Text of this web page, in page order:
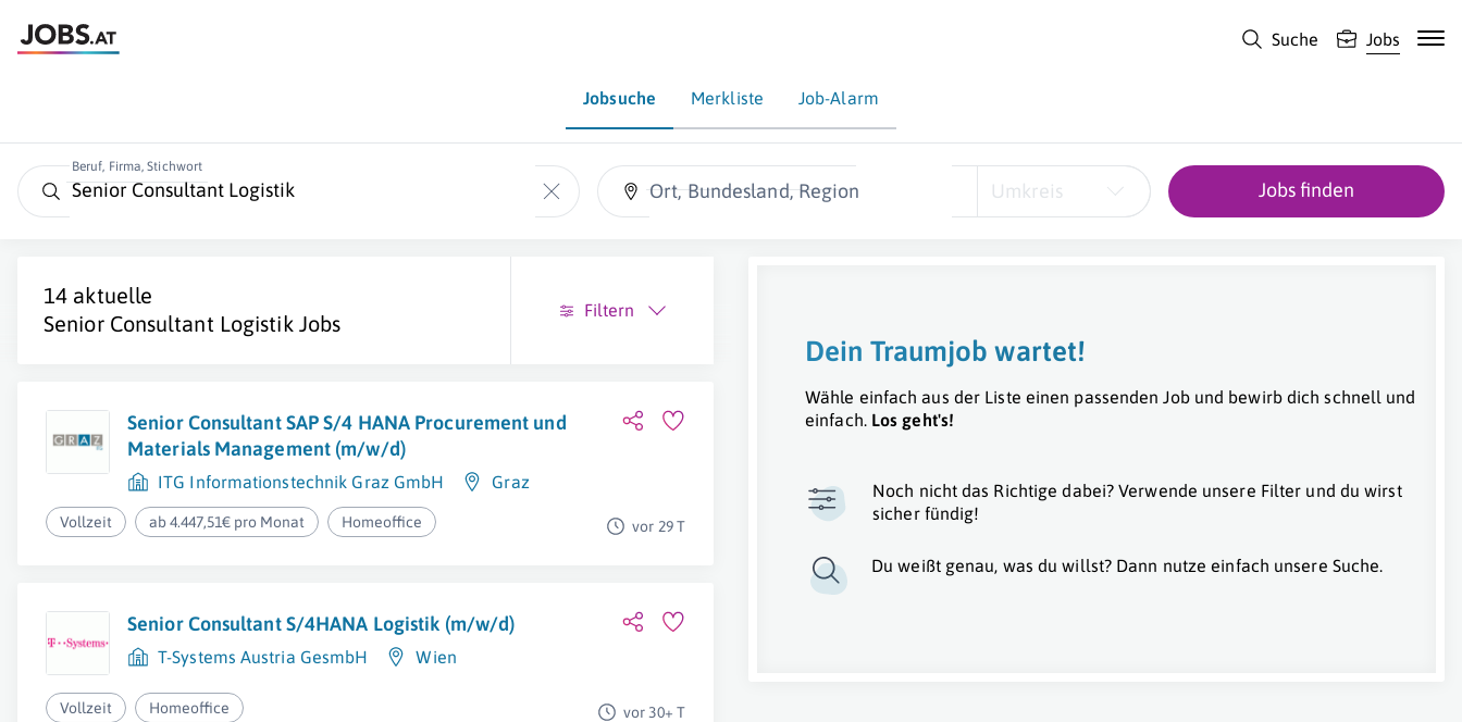
Suche Jobs
Jobsuche Merkliste Job-Alarm
Beruf, Firma, Stichwort
Ort, Bundesland, Region Umkreis Jobs finden
14 aktuelle
Senior Consultant LogistikJobs
Filtern
Senior Consultant SAP S/4 HANA Procurement und
Materials Management (m/w/d)
ITG Informationstechnik Graz GmbH Graz
Vollzeit ab 4.447,51€ pro Monat Homeoffice vor 29 T
Senior Consultant S/4HANA Logistik (m/w/d)
T-Systems Austria GesmbH Wien
Vollzeit Homeoffice vor 30+ T
Dein Traumjob wartet!
Wähle einfach aus der Liste einen passenden Job und bewirb dich schnell und
einfach. Los geht's!
Noch nicht das Richtige dabei? Verwende unsere Filter und du wirst
sicher fündig!
Du weißt genau, was du willst? Dann nutze einfach unsere Suche.